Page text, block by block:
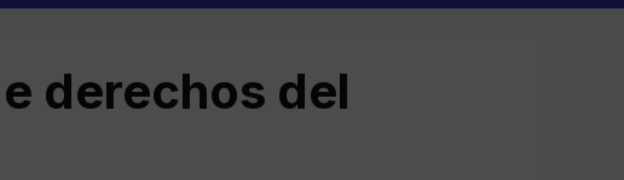
derechos del